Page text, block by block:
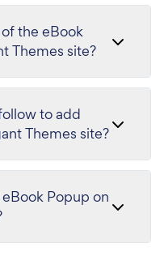
the eBook
Themes site?
to add
Themes site?
Popup on